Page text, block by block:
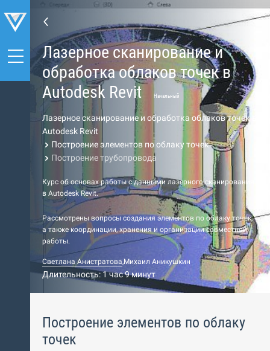
Лазерное сканирование и
обработка облаков точек в
Autodesk Revit
Начальный
Лазерное сканирование и обработка облаков точек в
Autodesk Revit
Построение элементов по облаку точек
Построение трубопровода
Курс об основах работы с данными лазерного сканирования
в Autodesk Revit.
Рассмотрены вопросы создания элементов по облаку точек,
а также координации, хранения и организации совместной
работы.
Светлана Анистратова,Михаил Аникушкин
Длительность: 1 час 9 минут
Построение элементов по облаку
точек